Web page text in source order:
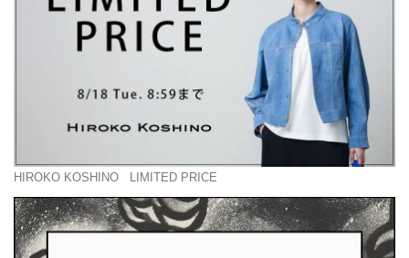
HIROKO KOSHINO LIMITED PRICE